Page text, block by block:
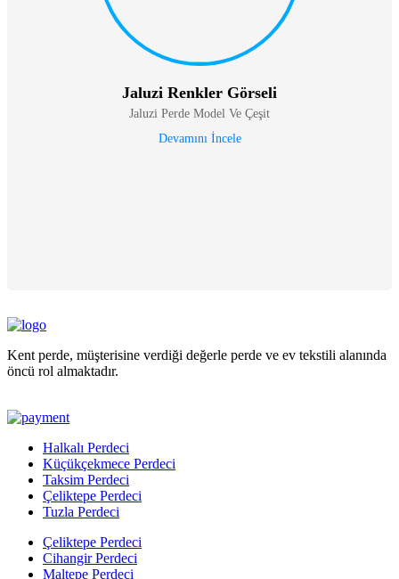
Jaluzi Renkler Görseli
Jaluzi Perde Model Ve Çeşit
Devamını İncele
Kent perde, müşterisine verdiği değerle perde ve ev tekstili alanında
öncü rol almaktadır.
Halkalı Perdeci
Küçükçekmece Perdeci
Taksim Perdeci
Çeliktepe Perdeci
Tuzla Perdeci
Çeliktepe Perdeci
Cihangir Perdeci
Maltepe Perdeci